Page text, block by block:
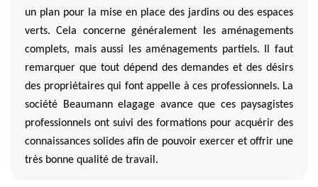
un plan pour la mise en place des jardins ou des espaces
verts. Cela concerne généralement les aménagements
complets, mais aussi les aménagements partiels. Il faut
remarquer que tout dépend des demandes et des désirs
des propriétaires qui font appelle à ces professionnels. La
société Beaumann elagage avance que ces paysagistes
professionnels ont suivi des formations pour acquérir des
connaissances solides afin de pouvoir exercer et offrir une
très bonne qualité de travail.